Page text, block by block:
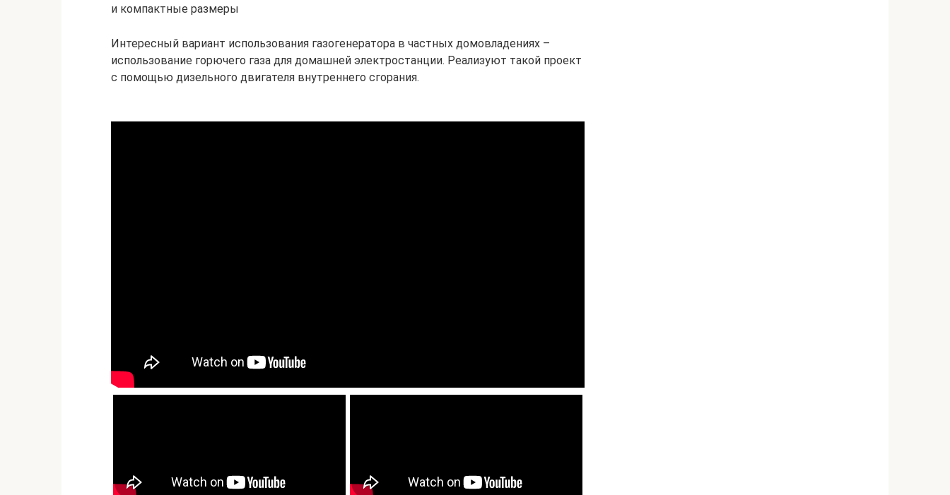
и компактные размеры
Интересный вариант использования газогенератора в частных домовладениях –
использование горючего газа для домашней электростанции. Реализуют такой проект
с помощью дизельного двигателя внутреннего сгорания.